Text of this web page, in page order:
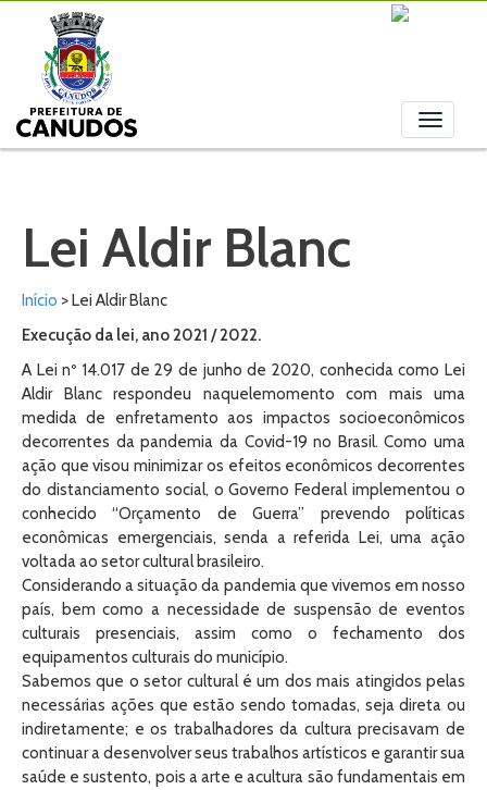
Toggle
Lei Aldir Blanc
Início > Lei Aldir Blanc
Execução da lei, ano 2021 / 2022.
A Lei nº 14.017 de 29 de junho de 2020, conhecida como Lei
Aldir Blanc respondeu naquelemomento com mais uma
medida de enfretamento aos impactos socioeconômicos
decorrentes da pandemia da Covid-19 no Brasil. Como uma
ação que visou minimizar os efeitos econômicos decorrentes
do distanciamento social, o Governo Federal implementou o
conhecido “Orçamento de Guerra” prevendo políticas
econômicas emergenciais, senda a referida Lei, uma ação
voltada ao setor cultural brasileiro.
Considerando a situação da pandemia que vivemos em nosso
país, bem como a necessidade de suspensão de eventos
culturais presenciais, assim como o fechamento dos
equipamentos culturais do município.
Sabemos que o setor cultural é um dos mais atingidos pelas
necessárias ações que estão sendo tomadas, seja direta ou
indiretamente; e os trabalhadores da cultura precisavam de
continuar a desenvolver seus trabalhos artísticos e garantir sua
saúde e sustento, pois a arte e acultura são fundamentais em